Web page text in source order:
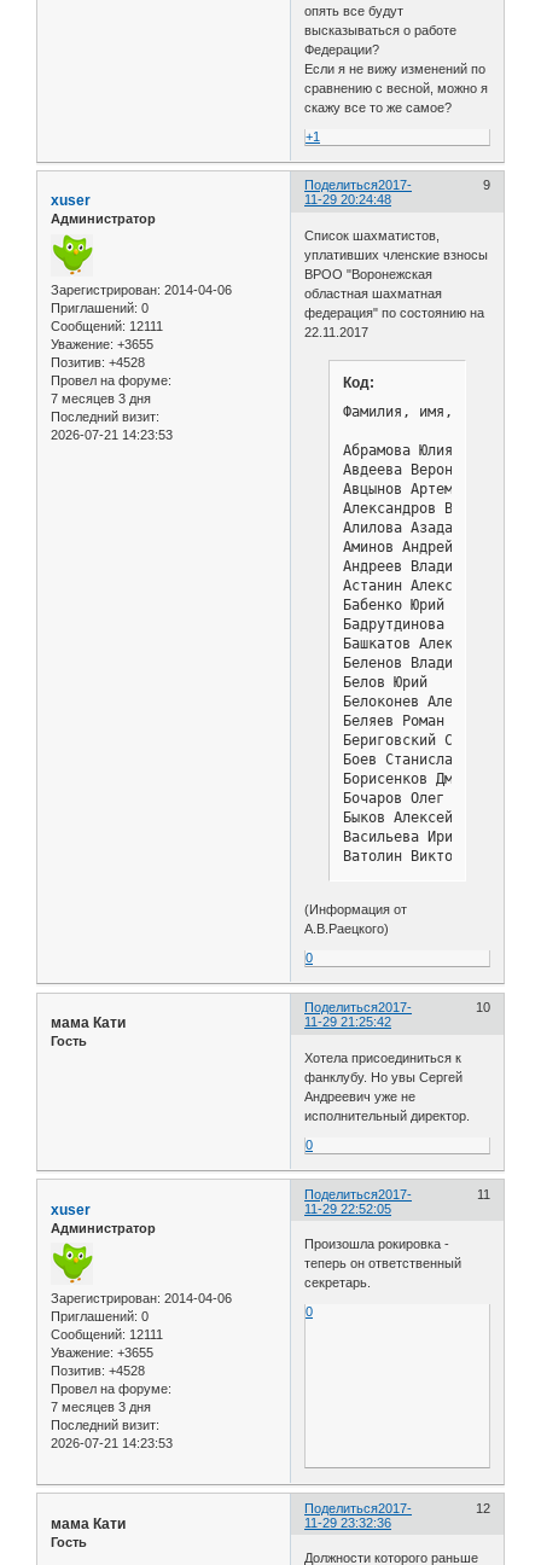
опять все будут
высказываться о работе
Федерации?
Если я не вижу изменений по
сравнению с весной, можно я
скажу все то же самое?
+1
Поделиться 9
2017-
11-29 20:24:48
xuser
Администратор
Зарегистрирован: 2014-04-06
Приглашений: 0
Сообщений: 12111
Уважение: +3655
Позитив: +4528
Провел на форуме:
7 месяцев 3 дня
Последний визит:
2026-07-21 14:23:53
Список шахматистов,
уплативших членские взносы
ВРОО "Воронежская
областная шахматная
федерация" по состоянию на
22.11.2017
Код:
Фамилия, имя, отчество
Абрамова Юлия
Авдеева Вероника
Авцынов Артем
Александров
Алилова Азада Али
Аминов
Андреев Владимир
Астанин
Бабенко Юрий
Бадрутдинова
Башкатов Алексей
Беленов Владимир
Белов Юрий
Белоконев
Беляев Роман
Бериговский
Боев Станислав
Борисенков
Бочаров Олег
Быков
Васильева Ирина
Ватолин Виктор
Власов Дмитрий
Власова Людмила
Водницкий
Волович Владимир
Волович Наталья
Володин
Воронин Ярослав
Гафаров Сергей
Герасько Вячеслав
Гиржадович
Гирский Вилен
Гребенников
Гречишкин Василий
Гулько Олег
Гунькин Виктор
Гурин Василий
Гуськов Иван
Журова Анна
Зайцев Владимир
Зайцева Наталья
Зисин Олег
Зубахин Алексей
(Информация от
А.В.Раецкого)
0
Поделиться 10
2017-
11-29 21:25:42
мама Кати
Гость
Хотела присоединиться к
фанклубу. Но увы Сергей
Андреевич уже не
исполнительный директор.
0
Поделиться 11
2017-
11-29 22:52:05
xuser
Администратор
Зарегистрирован: 2014-04-06
Приглашений: 0
Сообщений: 12111
Уважение: +3655
Позитив: +4528
Провел на форуме:
7 месяцев 3 дня
Последний визит:
2026-07-21 14:23:53
Произошла рокировка -
теперь он ответственный
секретарь.
0
Поделиться 12
2017-
11-29 23:32:36
мама Кати
Гость
Должности которого раньше